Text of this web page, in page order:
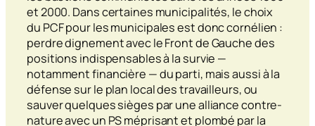
et 2000. Dans certaines municipalités, le choix
du PCF pour les municipales est donc cornélien :
perdre dignement avec le Front de Gauche des
positions indispensables à la survie —
notamment financière — du parti, mais aussi à la
défense sur le plan local des travailleurs, ou
sauver quelques sièges par une alliance contre-
nature avec un PS méprisant et plombé par la